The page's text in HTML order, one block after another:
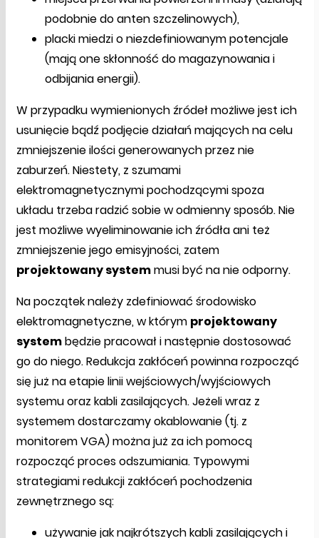
podobnie do anten szczelinowych),
placki miedzi o niezdefiniowanym potencjale
(mają one skłonność do magazynowania i
odbijania energii).
W przypadku wymienionych źródeł możliwe jest ich
usunięcie bądź podjęcie działań mających na celu
zmniejszenie ilości generowanych przez nie
zaburzeń. Niestety, z szumami
elektromagnetycznymi pochodzącymi spoza
układu trzeba radzić sobie w odmienny sposób. Nie
jest możliwe wyeliminowanie ich źródła ani też
zmniejszenie jego emisyjności, zatem
projektowany systemmusi być na nie odporny.
Na początek należy zdefiniować środowisko
elektromagnetyczne, w którym projektowany
systembędzie pracował i następnie dostosować
go do niego. Redukcja zakłóceń powinna rozpocząć
się już na etapie linii wejściowych/wyjściowych
systemu oraz kabli zasilających. Jeżeli wraz z
systemem dostarczamy okablowanie (tj. z
monitorem VGA) można już za ich pomocą
rozpocząć proces odszumiania. Typowymi
strategiami redukcji zakłóceń pochodzenia
zewnętrznego są:
używanie jak najkrótszych kabli zasilających i